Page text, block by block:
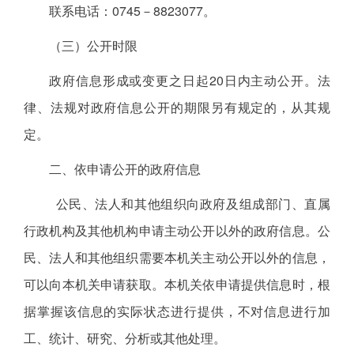
联系电话：0745－8823077。
（三）公开时限
政府信息形成或变更之日起20日内主动公开。法
律、法规对政府信息公开的期限另有规定的，从其规
定。
二、依申请公开的政府信息
公民、法人和其他组织向政府及组成部门、直属
行政机构及其他机构申请主动公开以外的政府信息。公
民、法人和其他组织需要本机关主动公开以外的信息，
可以向本机关申请获取。本机关依申请提供信息时，根
据掌握该信息的实际状态进行提供，不对信息进行加
工、统计、研究、分析或其他处理。